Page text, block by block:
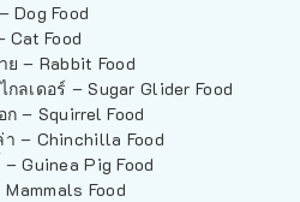
Dog Food
Cat Food
ย – Rabbit Food
กลเดอร์ – Sugar Glider Food
ก – Squirrel Food
– Chinchilla Food
Guinea Pig Food
Food